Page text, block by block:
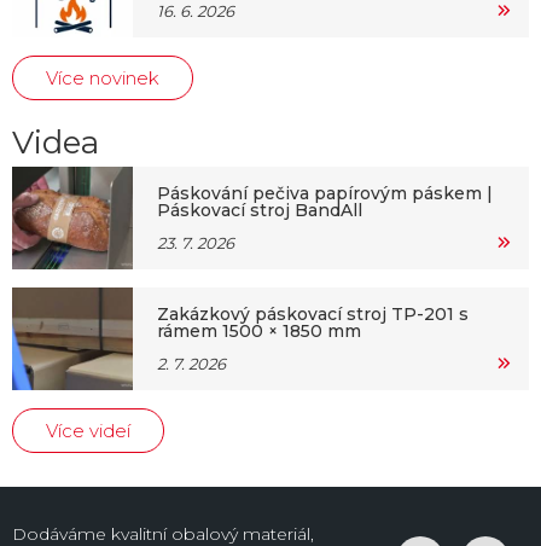
16. 6. 2026
Více novinek
Videa
Páskování pečiva papírovým páskem |
Páskovací stroj BandAll
23. 7. 2026
Zakázkový páskovací stroj TP-201 s
rámem 1500 × 1850 mm
2. 7. 2026
Více videí
Dodáváme kvalitní obalový materiál,